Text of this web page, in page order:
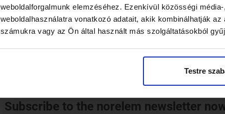
weboldalforgalmunk elemzéséhez. Ezenkívül közösségi
weboldalhasználatra vonatkozó adatait, akik kombinálhatják
számukra vagy az Ön által használt más szolgáltatásokból
Testre
192,00
Subscribe to the norelem newsletter